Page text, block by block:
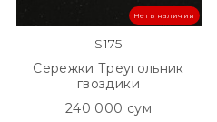
Нет в наличии
S175
Сережки Треугольник
гвоздики
240 000 сум